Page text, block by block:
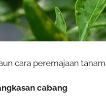
cara peremajaan
cabang